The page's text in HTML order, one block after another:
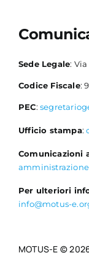
Sede Legale:
Codice Fiscale:
PEC:
Ufficio stampa:
Comunicazioni
Per ulteriori
info@motus-
MOTUS-E ©